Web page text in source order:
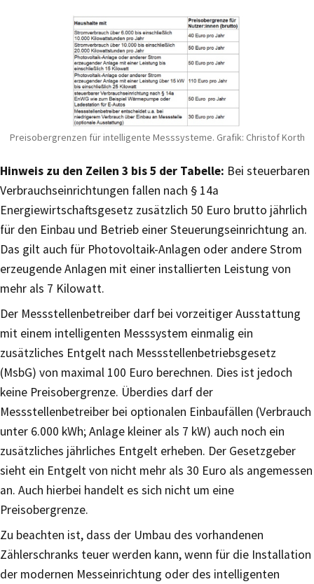
Preisobergrenzen für intelligente Messsysteme. Grafik: Christof Korth
Hinweis zu den Zeilen 3 bis 5 der Tabelle: Bei steuerbaren
Verbrauchseinrichtungen fallen nach § 14a
Energiewirtschaftsgesetz zusätzlich 50 Euro brutto jährlich
für den Einbau und Betrieb einer Steuerungseinrichtung an.
Das gilt auch für Photovoltaik-Anlagen oder andere Strom
erzeugende Anlagen mit einer installierten Leistung von
mehr als 7 Kilowatt.
Der Messstellenbetreiber darf bei vorzeitiger Ausstattung
mit einem intelligenten Messsystem einmalig ein
zusätzliches Entgelt nach Messstellenbetriebsgesetz
(MsbG) von maximal 100 Euro berechnen. Dies ist jedoch
keine Preisobergrenze. Überdies darf der
Messstellenbetreiber bei optionalen Einbaufällen (Verbrauch
unter 6.000 kWh; Anlage kleiner als 7 kW) auch noch ein
zusätzliches jährliches Entgelt erheben. Der Gesetzgeber
sieht ein Entgelt von nicht mehr als 30 Euro als angemessen
an. Auch hierbei handelt es sich nicht um eine
Preisobergrenze.
Zu beachten ist, dass der Umbau des vorhandenen
Zählerschranks teuer werden kann, wenn für die Installation
der modernen Messeinrichtung oder des intelligenten